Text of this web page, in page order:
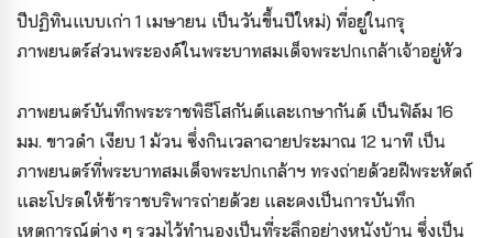
ปีปฏิทินแบบเก่า 1 เมษายน เป็นวันขึ้นปีใหม่) ที่อยู่ในกรุ
ภาพยนตร์ส่วนพระองค์ในพระบาทสมเด็จพระปกเกล้าเจ้าอยู่หัว
ภาพยนตร์บันทึกพระราชพิธีโสกันต์และเกษากันต์ เป็นฟิล์ม 16
มม. ขาวดำ เงียบ 1 ม้วน ซึ่งกินเวลาฉายประมาณ 12 นาที เป็น
ภาพยนตร์ที่พระบาทสมเด็จพระปกเกล้าฯ ทรงถ่ายด้วยฝีพระหัตถ์
และโปรดให้ข้าราชบริพารถ่ายด้วย และคงเป็นการบันทึก
เหตุการณ์ต่าง ๆ รวมไว้ทำนองเป็นที่ระลึกอย่างหนังบ้าน ซึ่งเป็น